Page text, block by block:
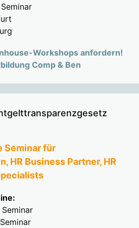
Workshops anfordern!
Comp & Ben
Seminar für
HR Business Partner, HR